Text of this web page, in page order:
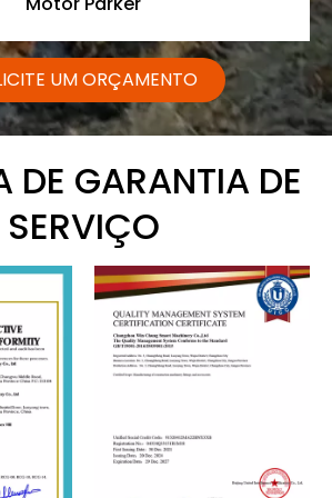
UM ORÇAMENTO
DE GARANTIA DE
SERVIÇO